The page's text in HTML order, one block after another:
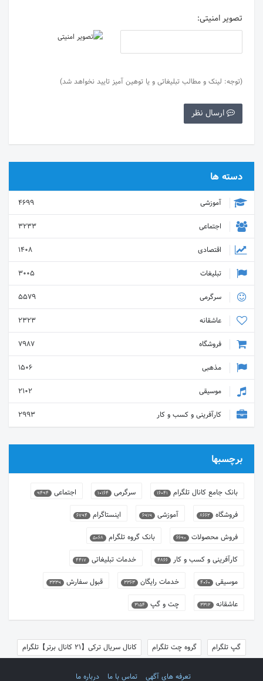
تصویر امنیتی:
(توجه: لینک و مطالب تبلیغاتی و یا توهین آمیز تایید نخواهد شد)
دسته ها
آموزشی
4699
اجتماعی
3233
اقتصادی
1408
تبلیغات
3005
سرگرمی
5579
عاشقانه
2323
فروشگاه
7987
مذهبی
1506
موسیقی
2102
کارآفرینی و کسب و کار
2993
برچسبها
بانک جامع کانال تلگرام 16041 سرگرمی 10164 اجتماعی 9494
فروشگاه 8662 آموزشی 6919 اینستاگرام 6794
فروش محصولات 6690 بانک گروه تلگرام 5068
کارآفرینی و کسب و کار 4866 خدمات تبلیغاتی 4417
موسیقی 4060 خدمات رایگان 3363 قبول سفارش 3339
عاشقانه 3312 چت و گپ 3154
گپ تلگرام گروه چت تلگرام کانال سریال ترکی【21 کانال برتر】تلگرام
تعرفه های آگهی تماس با ما درباره ما